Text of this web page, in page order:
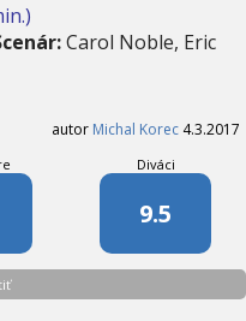
Carol Noble, Eric
autor Michal Korec 4.3.2017
Diváci
9.5